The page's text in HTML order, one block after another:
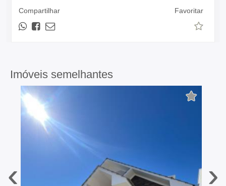
Compartilhar Favoritar
Imóveis semelhantes
‹ ›